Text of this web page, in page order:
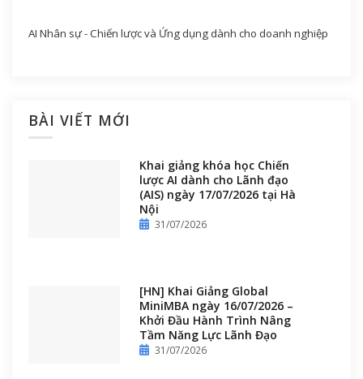
AI Nhân sự - Chiến lược và Ứng dụng dành cho doanh nghiệp
BÀI VIẾT MỚI
Khai giảng khóa học Chiến
lược AI dành cho Lãnh đạo
(AIS) ngày 17/07/2026 tại Hà
Nội
31/07/2026
[HN] Khai Giảng Global
MiniMBA ngày 16/07/2026 –
Khởi Đầu Hành Trình Nâng
Tầm Năng Lực Lãnh Đạo
31/07/2026